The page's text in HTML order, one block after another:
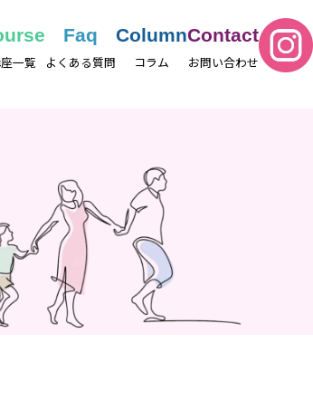
Faq ColumnContact